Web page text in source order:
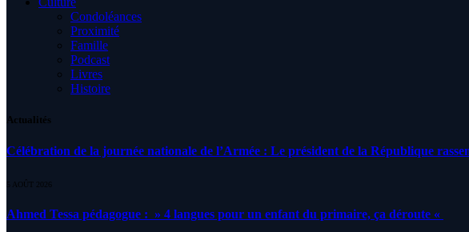
Condoléances
Proximité
Famille
Podcast
Livres
Histoire
Actualités
Célébration de la journée nationale de l’Armée : Le président de la République
5 AOÛT 2026
Ahmed Tessa pédagogue : » 4 langues pour un enfant du primaire, ça déroute «